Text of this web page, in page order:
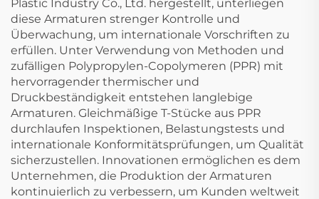
Plastic Industry Co., Ltd. hergestellt, unterliegen
diese Armaturen strenger Kontrolle und
Überwachung, um internationale Vorschriften zu
erfüllen. Unter Verwendung von Methoden und
zufälligen Polypropylen-Copolymeren (PPR) mit
hervorragender thermischer und
Druckbeständigkeit entstehen langlebige
Armaturen. Gleichmäßige T-Stücke aus PPR
durchlaufen Inspektionen, Belastungstests und
internationale Konformitätsprüfungen, um Qualität
sicherzustellen. Innovationen ermöglichen es dem
Unternehmen, die Produktion der Armaturen
kontinuierlich zu verbessern, um Kunden weltweit